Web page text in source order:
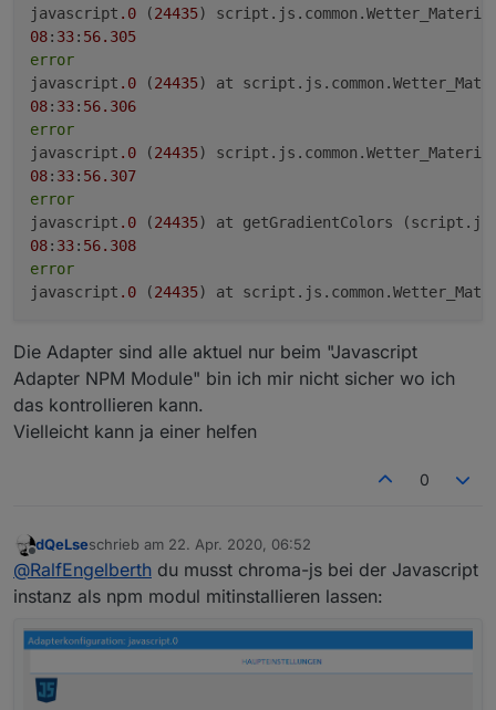
javascript .0 (24435)
08: 33: 56.305
error
javascript .0 (24435) at
08: 33: 56.306
error
javascript .0 (24435)
08: 33: 56.307
error
javascript .0 (24435) at getGradientColors
08: 33: 56.308
error
javascript .0 (24435) at
Die Adapter sind alle aktuel nur beim "Javascript
Adapter NPM Module" bin ich mir nicht sicher wo ich
das kontrollieren kann.
Vielleicht kann ja einer helfen
0
Offline
dQeLseschrieb am 22. Apr. 2020, 06:52
zuletzt editiert von
@RalfEngelberth du musst chroma-js bei der Javascript
instanz als npm modul mitinstallieren lassen: